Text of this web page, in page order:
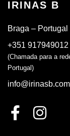
IRINAS B
Braga – Portugal
+351 917949012
(Chamada para a
Portugal)
info@irinasb.com